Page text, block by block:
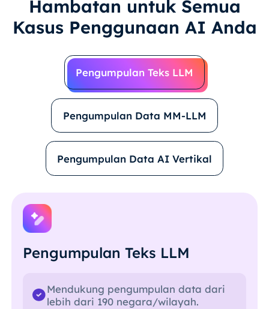
Hambatan untuk Semua
Kasus Penggunaan AI Anda
Pengumpulan Teks LLM
Pengumpulan Data MM-LLM
Pengumpulan Data AI Vertikal
Pengumpulan Teks LLM
Mendukung pengumpulan data dari
lebih dari 190 negara/wilayah.